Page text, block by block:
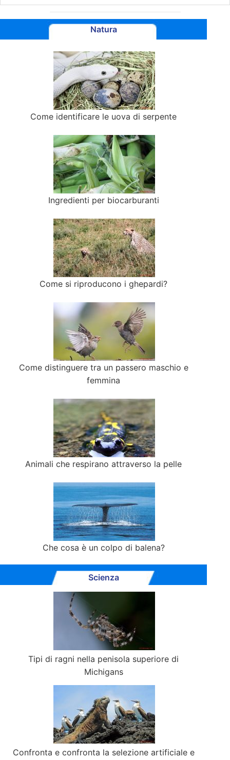
Natura
Come identificare le uova di serpente
Ingredienti per biocarburanti
Come si riproducono i ghepardi?
Come distinguere tra un passero maschio e
femmina
Animali che respirano attraverso la pelle
Che cosa è un colpo di balena?
Scienza
Tipi di ragni nella penisola superiore di
Michigans
Confronta e confronta la selezione artificiale e